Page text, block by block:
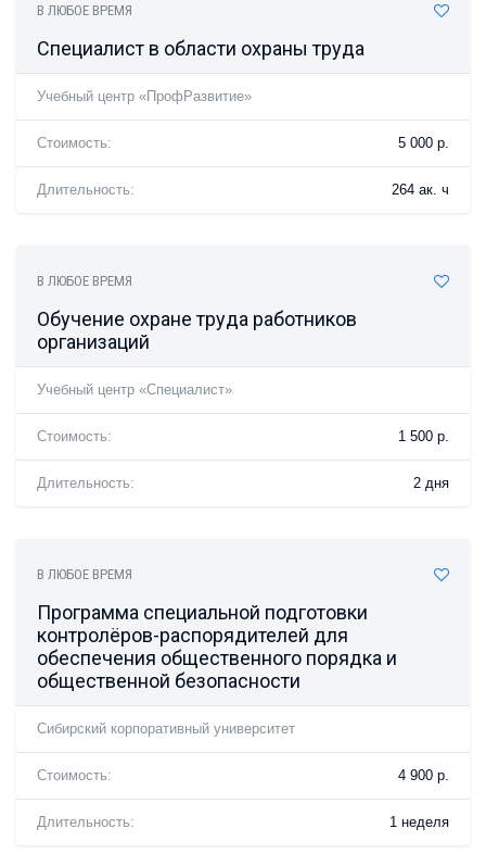
В ЛЮБОЕ ВРЕМЯ
Специалист в области охраны труда
Учебный центр «ПрофРазвитие»
Стоимость: 5 000 р.
Длительность: 264 ак. ч
В ЛЮБОЕ ВРЕМЯ
Обучение охране труда работников
организаций
Учебный центр «Специалист»
Стоимость: 1 500 р.
Длительность: 2 дня
В ЛЮБОЕ ВРЕМЯ
Программа специальной подготовки
контролёров-распорядителей для
обеспечения общественного порядка и
общественной безопасности
Сибирский корпоративный университет
Стоимость: 4 900 р.
Длительность: 1 неделя